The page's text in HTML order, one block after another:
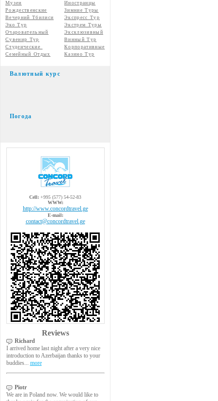
Музеи
Иностранцы
Рождественские
Зимние Туры
Вечерний Тбилиси
Экспресс Тур
Эко Тур
Экстрем Туры
Очаровательный
Эксклюзивный
Сувенир Тур
Винный Тур
Студенческие
Корпоративные
Семейный Отдых
Казино Тур
Валютный курс
Погода
Cell: +995 (577) 54-52-83
WWW:
http://www.concordtravel.ge
E-mail:
contact@concordtravel.ge
Reviews
Richard
I arrived home last night after a very nice
introduction to Azerbaijan thanks to your
buddies... more
Piotr
We are in Poland now. We would like to